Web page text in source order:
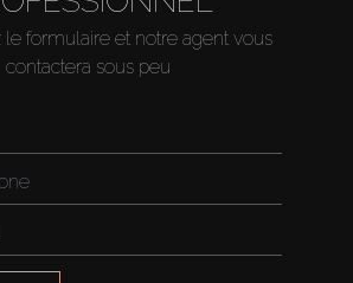
le formulaire et notre agent vous
contactera sous peu